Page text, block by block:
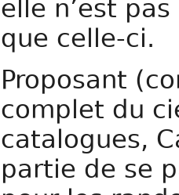
elle n’est
que celle-ci.
Proposant
complet du
catalogues,
partie de se